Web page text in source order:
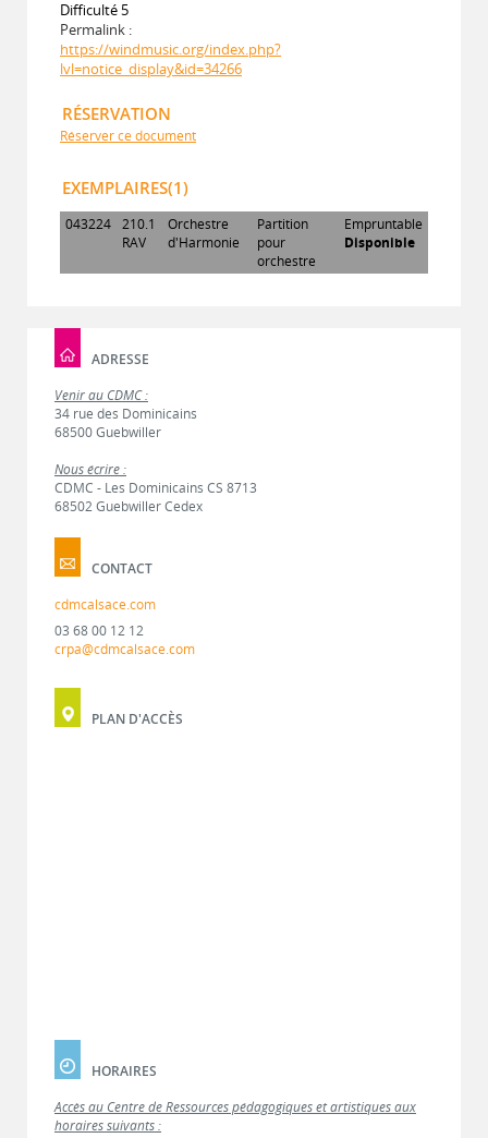
Difficulté 5
Permalink :
https://windmusic.org/index.php?
lvl=notice_display&id=34266
RÉSERVATION
Réserver ce document
EXEMPLAIRES(1)
043224 210.1
RAV
Orchestre
d'Harmonie
Partition
pour
orchestre
Empruntable
Disponible
ADRESSE
Venir au CDMC :
34 rue des Dominicains
68500 Guebwiller
Nous écrire :
CDMC - Les Dominicains CS 8713
68502 Guebwiller Cedex
CONTACT
cdmcalsace.com
03 68 00 12 12
crpa@cdmcalsace.com
PLAN D'ACCÈS
HORAIRES
Accès au Centre de Ressources pédagogiques et artistiques aux
horaires suivants :